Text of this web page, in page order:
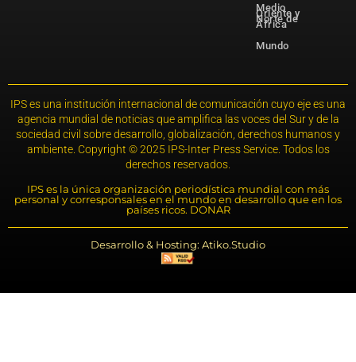
Medio
Oriente y
Norte de
África
Mundo
IPS es una institución internacional de comunicación cuyo eje es una
agencia mundial de noticias que amplifica las voces del Sur y de la
sociedad civil sobre desarrollo, globalización, derechos humanos y
ambiente. Copyright © 2025 IPS-Inter Press Service. Todos los
derechos reservados.
IPS es la única organización periodística mundial con más
personal y corresponsales en el mundo en desarrollo que en los
países ricos. DONAR
Desarrollo & Hosting: Atiko.Studio